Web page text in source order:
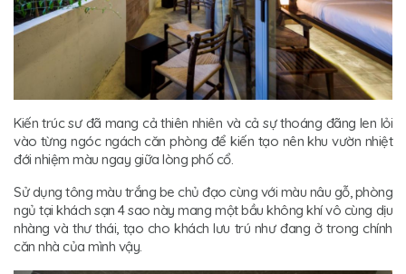
Kiến trúc sư đã mang cả thiên nhiên và cả sự thoáng đãng len lỏi
vào từng ngóc ngách căn phòng để kiến tạo nên khu vườn nhiệt
đới nhiệm màu ngay giữa lòng phố cổ.
Sử dụng tông màu trắng be chủ đạo cùng với màu nâu gỗ, phòng
ngủ tại khách sạn 4 sao này mang một bầu không khí vô cùng dịu
nhàng và thư thái, tạo cho khách lưu trú như đang ở trong chính
căn nhà của mình vậy.